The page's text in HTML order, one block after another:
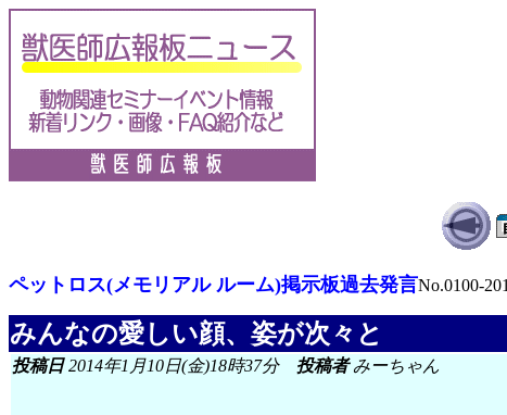
ペットロス(メモリアル ルーム)掲示板過去発言No.0100-
みんなの愛しい顔、姿が次々と
投稿日2014年1月10日(金)18時37分 投稿者みーちゃん